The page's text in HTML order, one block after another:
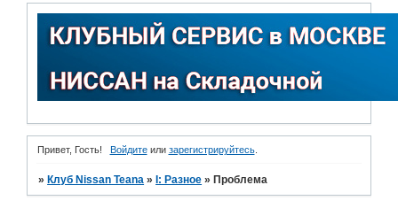
Привет, Гость! Войдитеили зарегистрируйтесь.
» Клуб Nissan Teana » I: Разное » Проблема